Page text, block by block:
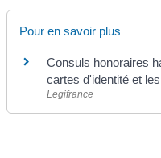
Pour en savoir plus
Consuls honoraires
cartes d'identité et
Legifrance